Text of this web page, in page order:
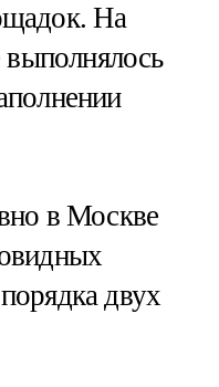
На
выполнялось
в Москве
двух